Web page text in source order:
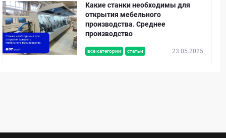
все категории статьи 23.05.2025
Какие станки необходимы для
открытия мебельного
производства. Среднее
производство